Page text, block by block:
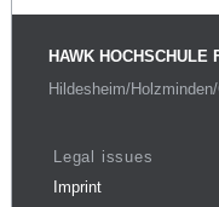
HAWK HOCHSCHULE
Hildesheim/
Legal issues
Imprint